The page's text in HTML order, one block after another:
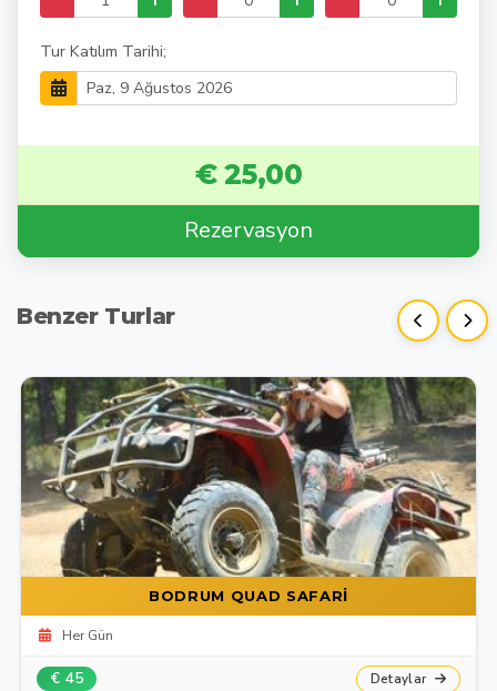
Tur Katılım Tarihi;
€ 25,00
Rezervasyon
Benzer Turlar
BODRUM QUAD SAFARİ
Her Gün
€ 45 Detaylar